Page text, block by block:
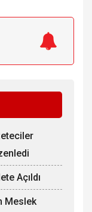
Açıldı
Meslek